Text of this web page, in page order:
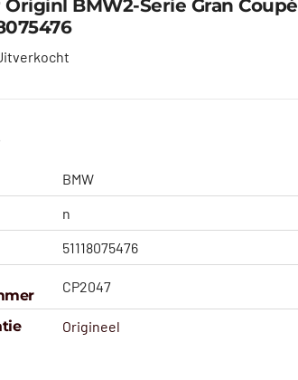
BMW2-Serie Gran Coupé
BMW
n
51118075476
CP2047
Origineel